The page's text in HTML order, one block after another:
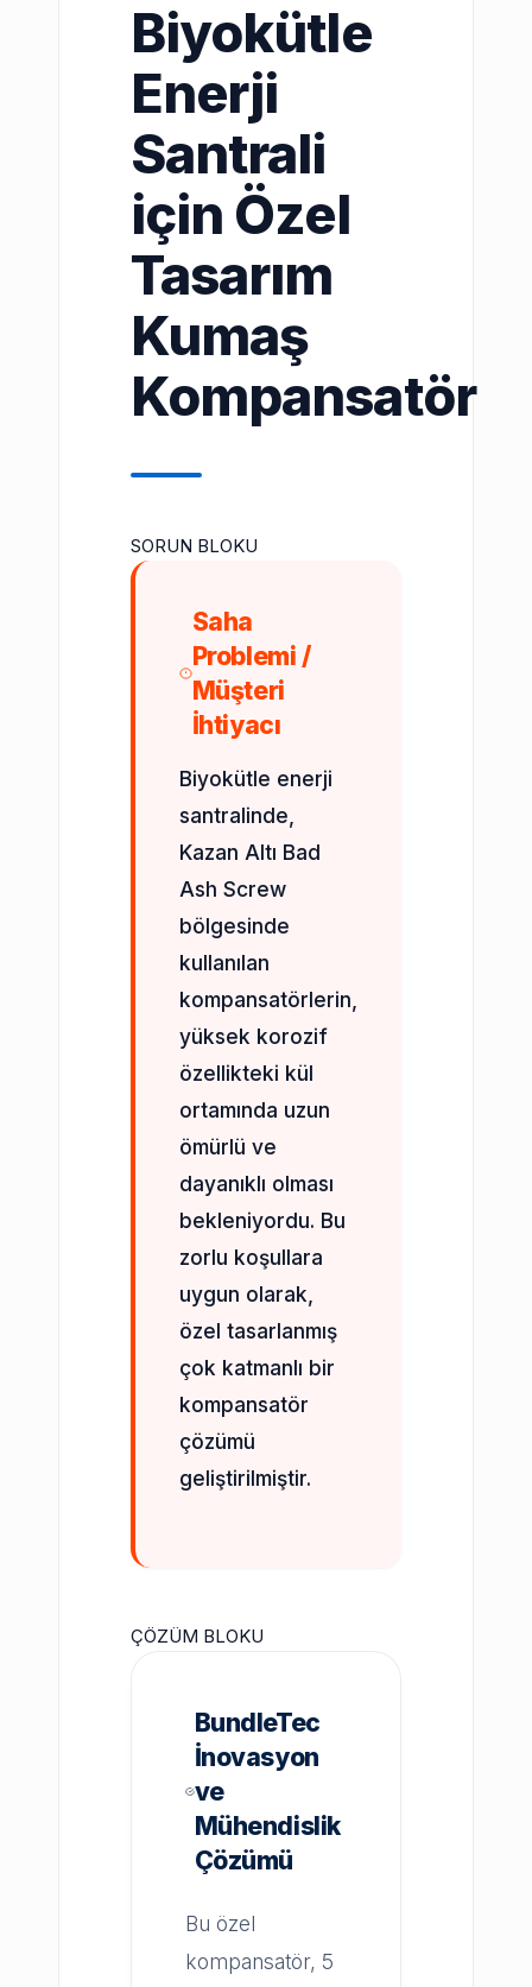
Biyokütle
Enerji
Santrali
için Özel
Tasarım
Kumaş
Kompansatör
SORUN BLOKU
Saha
Problemi /
Müşteri
İhtiyacı
Biyokütle enerji
santralinde,
Kazan Altı Bad
Ash Screw
bölgesinde
kullanılan
kompansatörlerin,
yüksek korozif
özellikteki kül
ortamında uzun
ömürlü ve
dayanıklı olması
bekleniyordu. Bu
zorlu koşullara
uygun olarak,
özel tasarlanmış
çok katmanlı bir
kompansatör
çözümü
geliştirilmiştir.
ÇÖZÜM BLOKU
BundleTec
İnovasyon
ve
Mühendislik
Çözümü
Bu özel
kompansatör, 5